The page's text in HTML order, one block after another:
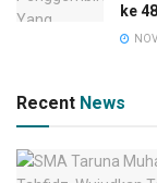
ke
Recent News